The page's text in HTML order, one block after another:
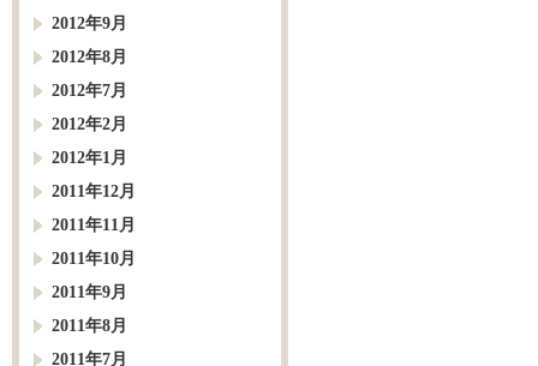
2012年9月
2012年8月
2012年7月
2012年2月
2012年1月
2011年12月
2011年11月
2011年10月
2011年9月
2011年8月
2011年7月